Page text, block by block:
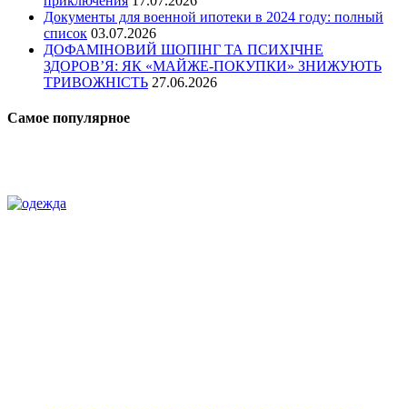
Документы для военной ипотеки в 2024 году: полный
список 03.07.2026
ДОФАМІНОВИЙ ШОПІНГ ТА ПСИХІЧНЕ
ЗДОРОВ’Я: ЯК «МАЙЖЕ-ПОКУПКИ» ЗНИЖУЮТЬ
ТРИВОЖНІСТЬ 27.06.2026
Самое популярное